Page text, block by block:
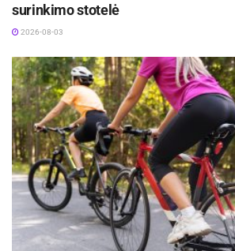
surinkimo stotelė
2026-08-03